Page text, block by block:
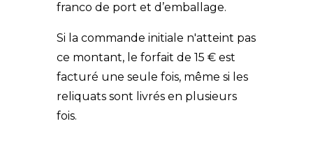
franco de port et d’emballage.
Si la commande initiale n'atteint pas
ce montant, le forfait de 15 € est
facturé une seule fois, même si les
reliquats sont livrés en plusieurs
fois.